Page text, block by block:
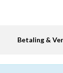
Betaling &